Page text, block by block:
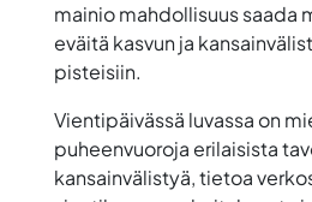
mainio mahdollisuus saada
eväitä kasvun ja
pisteisiin.
Vientipäivässä luvassa on
puheenvuoroja erilaisista
kansainvälistyä, tietoa